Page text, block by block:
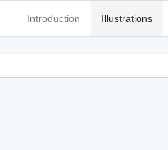
Introduction Illustrations